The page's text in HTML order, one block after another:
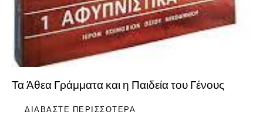
Τα Άθεα Γράμματα και η Παιδεία του Γένους
ΔΙΑΒΆΣΤΕ ΠΕΡΙΣΣΌΤΕΡΑ